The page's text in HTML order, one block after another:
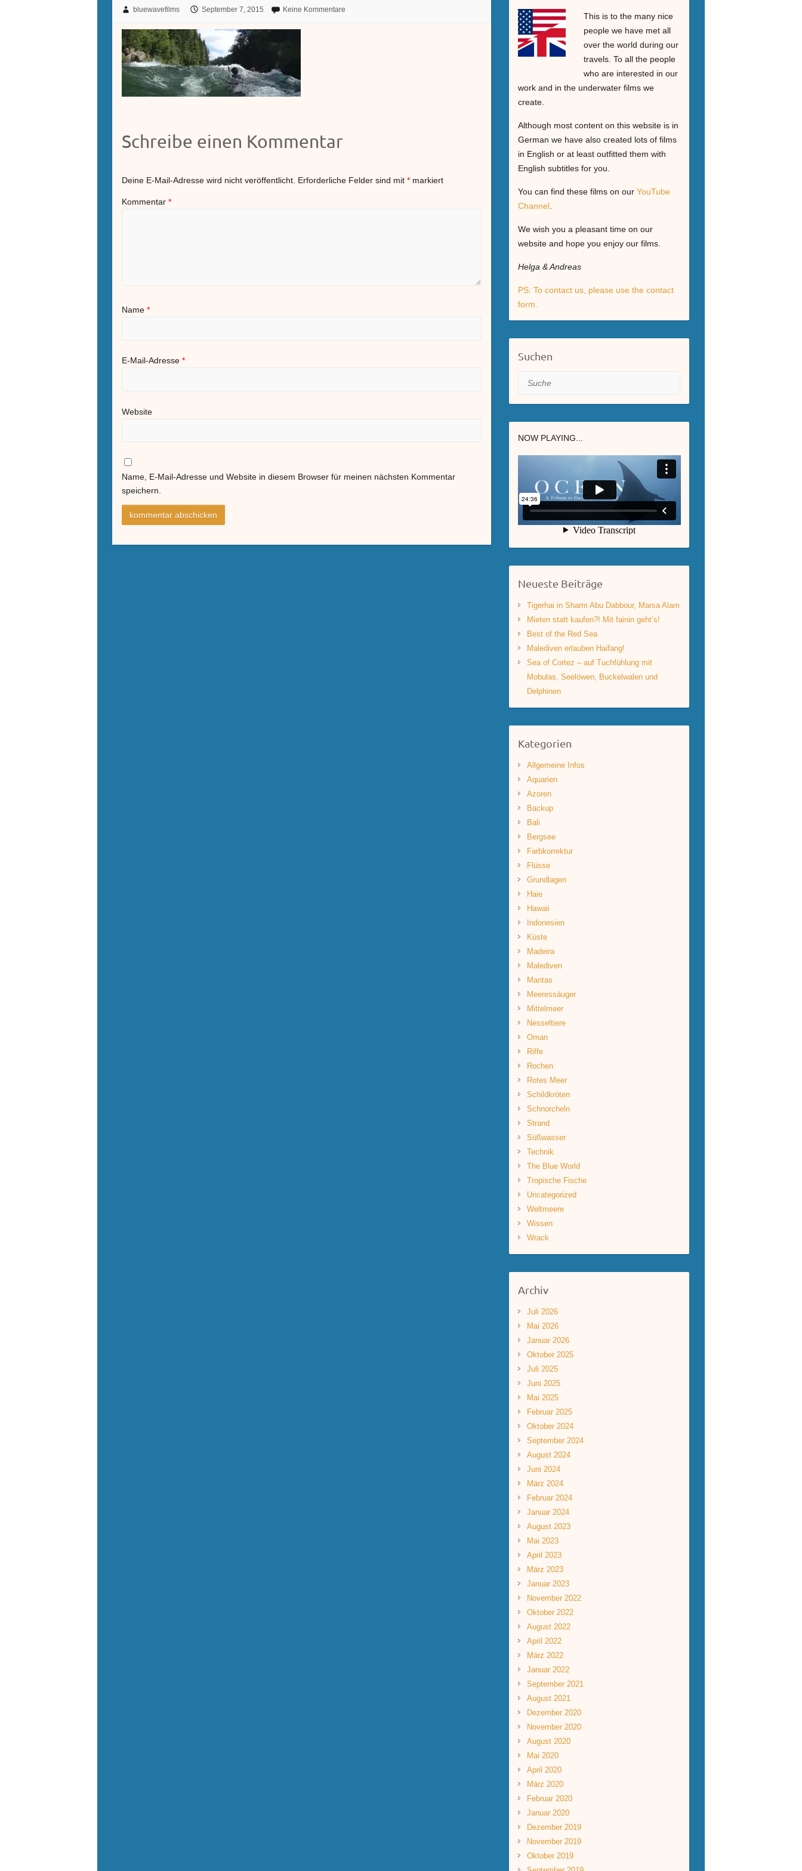
bluewavefilms September 7, 2015 Keine Kommentare
Schreibe einen Kommentar
Deine E-Mail-Adresse wird nicht veröffentlicht. Erforderliche Felder sind mit* markiert
Kommentar*
Name*
E-Mail-Adresse*
Website
Name, E-Mail-Adresse und Website in diesem Browser für meinen nächsten Kommentar
speichern.
This is to the many nice
people we have met all
over the world during our
travels. To all the people
who are interested in our
work and in the underwater films we
create.
Although most content on this website is in
German we have also created lots of films
in English or at least outfitted them with
English subtitles for you.
You can find these films on our YouTube
Channel.
We wish you a pleasant time on our
website and hope you enjoy our films.
Helga & Andreas
PS: To contact us, please use the contact
form.
Suchen
Suche
NOW PLAYING...
Neueste Beiträge
Tigerhai in Sharm Abu Dabbour, Marsa Alam
Mieten statt kaufen?! Mit fainin geht’s!
Best of the Red Sea
Malediven erlauben Haifang!
Sea of Cortez – auf Tuchfühlung mit
Mobulas, Seelöwen, Buckelwalen und
Delphinen
Kategorien
Allgemeine Infos
Aquarien
Azoren
Backup
Bali
Bergsee
Farbkorrektur
Flüsse
Grundlagen
Haie
Hawaii
Indonesien
Küste
Madeira
Malediven
Mantas
Meeressäuger
Mittelmeer
Nesseltiere
Oman
Riffe
Rochen
Rotes Meer
Schildkröten
Schnorcheln
Strand
Süßwasser
Technik
The Blue World
Tropische Fische
Uncategorized
Weltmeere
Wissen
Wrack
Archiv
Juli 2026
Mai 2026
Januar 2026
Oktober 2025
Juli 2025
Juni 2025
Mai 2025
Februar 2025
Oktober 2024
September 2024
August 2024
Juni 2024
März 2024
Februar 2024
Januar 2024
August 2023
Mai 2023
April 2023
März 2023
Januar 2023
November 2022
Oktober 2022
August 2022
April 2022
März 2022
Januar 2022
September 2021
August 2021
Dezember 2020
November 2020
August 2020
Mai 2020
April 2020
März 2020
Februar 2020
Januar 2020
Dezember 2019
November 2019
Oktober 2019